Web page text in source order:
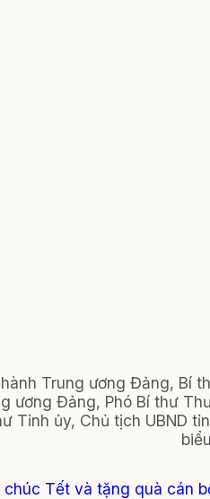
Trung ương Đảng, Bí
ương Đảng, Phó Bí thư
Tỉnh ủy, Chủ tịch UBND
Tết và tặng quà cán